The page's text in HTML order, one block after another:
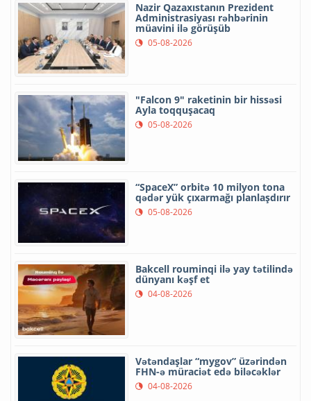
Nazir Qazaxıstanın Prezident
Administrasiyası rəhbərinin
müavini ilə görüşüb
05-08-2026
"Falcon 9" raketinin bir hissəsi
Ayla toqquşacaq
05-08-2026
“SpaceX” orbitə 10 milyon tona
qədər yük çıxarmağı planlaşdırır
05-08-2026
Bakcell rouminqi ilə yay tətilində
dünyanı kəşf et
04-08-2026
Vətəndaşlar “mygov” üzərindən
FHN-ə müraciət edə biləcəklər
04-08-2026